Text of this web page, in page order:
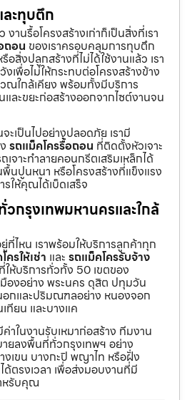
ะทุบตึก
านรื้อโครงสร้างเก่าก็เป็นสิ่งที่เรา
ถอน ของเราครอบคลุมการทุบตึก
อสิ่งปลูกสร้างที่ไม่ได้ใช้งานแล้ว เรา
เพื่อไม่ให้กระทบต่อโครงสร้างข้าง
วณใกล้เคียง พร้อมทั้งมีบริการ
ละขยะก่อสร้างออกจากไซต์งานจน
ะเป็นไปอย่างปลอดภัย เรามี
รถแม็คโครรื้อถอน ที่ติดตั้งหัวเจาะ
จาะทำลายคอนกรีตเสริมเหล็กได้
พื้นปูนหนา หรือโครงสร้างที่แข็งแรง
ให้คุณได้เบ็ดเสร็จ
กรุงเทพมหานครและใกล้
ไหน เราพร้อมให้บริการลูกค้าทุก
ครให้เช่า และ รถแม็คโครรับจ้าง
ห้บริการทั่วทั้ง 50 เขตของ
องอย่าง พระนคร ดุสิต ปทุมวัน
กและปริมณฑลอย่าง หนองจอก
ทียน และบางแค
ค่าในงานรับเหมาก่อสร้าง ทีมงาน
ยลงพื้นที่ทั่วกรุงเทพฯ อย่าง
งเขน บางกะปิ พญาไท หรือฝั่ง
ด้ตรงเวลา เพื่อส่งมอบงานที่มี
หรับคุณ